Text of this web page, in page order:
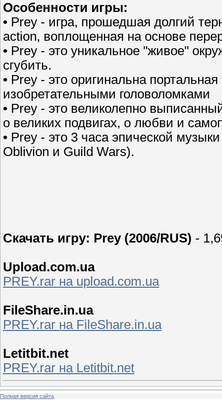
Особенности игры:
• Prey - игра, прошедшая долгий
action, воплощенная на основе
• Prey - это уникальное "живое"
сгубить.
• Prey - это оригинальна
изобретательными головоломками
• Prey - это великолепно
о великих подвигах, о любви и
• Prey - это 3 часа эпической
Oblivion и Guild Wars).
Скачать игру: Prey (2006/RUS) -
Upload.com.ua
PREY.rar на upload.com.ua
FileShare.in.ua
PREY.rar на FileShare.in.ua
Letitbit.net
PREY.rar на Letitbit.net
Полная версия сайта